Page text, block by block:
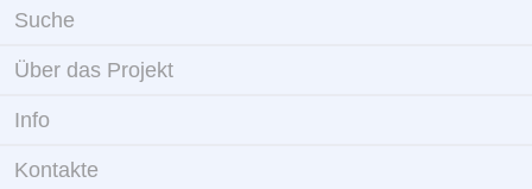
Suche
Über das Projekt
Info
Kontakte